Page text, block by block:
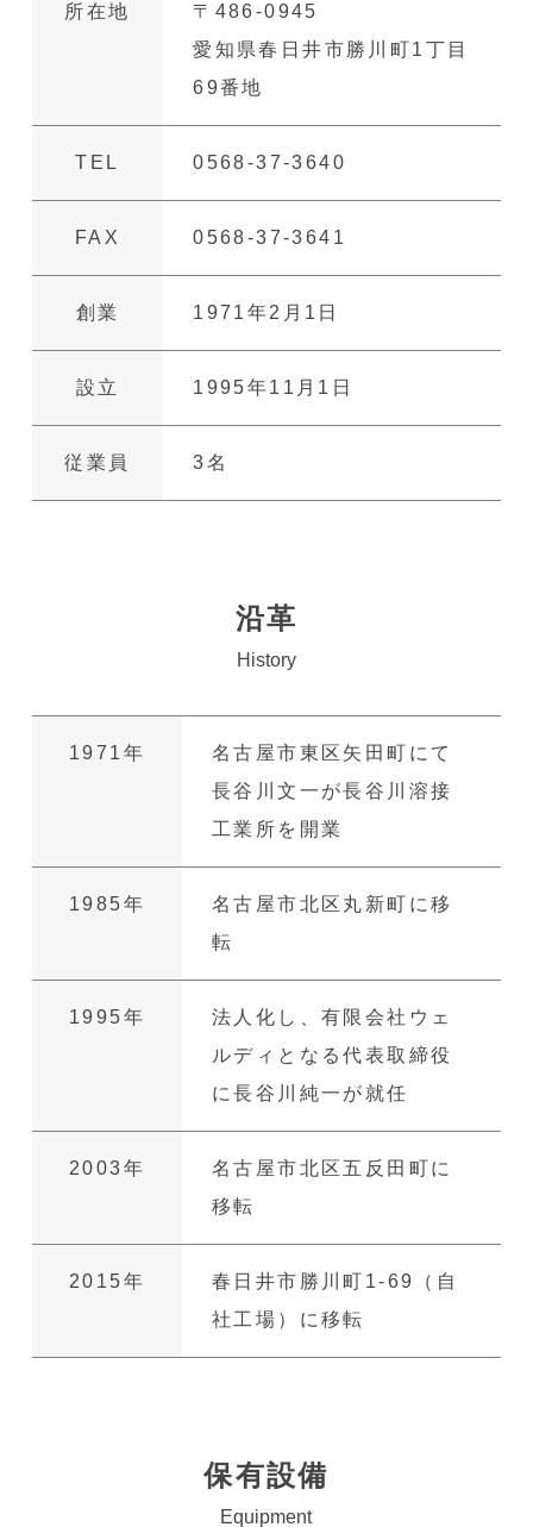
所在地
〒486-0945
愛知県春日井市勝川町1丁目
69番地
TEL 0568-37-3640
FAX 0568-37-3641
創業 1971年2月1日
設立 1995年11月1日
従業員 3名
沿革
History
1971年
名古屋市東区⽮⽥町にて
⻑⾕川⽂⼀が⻑⾕川溶接
⼯業所を開業
1985年
名古屋市北区丸新町に移
転
1995年
法人化し、有限会社ウェ
ルディとなる代表取締役
に⻑⾕川純⼀が就任
2003年
名古屋市北区五反田町に
移転
2015年
春日井市勝川町1-69（自
社工場）に移転
保有設備
Equipment